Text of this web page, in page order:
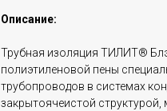
Описание:
Трубная изоляция ТИЛИТ®
полиэтиленовой пены
трубопроводов в системах
закрытоячеистой